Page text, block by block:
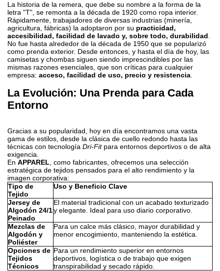
La historia de la remera, que debe su nombre a la forma de la
letra "T", se remonta a la década de 1920 como ropa interior.
Rápidamente, trabajadores de diversas industrias (minería,
agricultura, fábricas) la adoptaron por su practicidad,
accesibilidad, facilidad de lavado y, sobre todo, durabilidad.
No fue hasta alrededor de la década de 1950 que se popularizó
como prenda exterior. Desde entonces, y hasta el día de hoy, las
camisetas y chombas siguen siendo imprescindibles por las
mismas razones esenciales, que son críticas para cualquier
empresa: acceso, facilidad de uso, precio y resistencia.
La Evolución: Una Prenda para Cada
Entorno
Gracias a su popularidad, hoy en día encontramos una vasta
gama de estilos, desde la clásica de cuello redondo hasta las
técnicas con tecnología Dri-Fitpara entornos deportivos o de alta
exigencia.
En APPAREL, como fabricantes, ofrecemos una selección
estratégica de tejidos pensados para el alto rendimiento y la
imagen corporativa:
Tipo de
Tejido
Uso y Beneficio Clave
Jersey de
Algodón 24/1
Peinado
El material tradicional con un acabado texturizado
y elegante. Ideal para uso diario corporativo.
Mezclas de
Algodón y
Poliéster
Para un calce más clásico, mayor durabilidad y
menor encogimiento, manteniendo la estética.
Opciones de
Tejidos
Técnicos
Para un rendimiento superior en entornos
deportivos, logística o de trabajo que exigen
transpirabilidad y secado rápido.